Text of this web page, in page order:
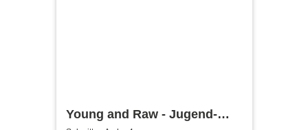
Young and Raw - Jugend-